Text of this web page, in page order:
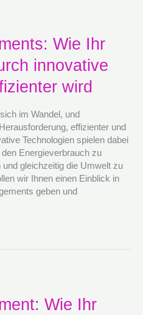
Wie Ihr
innovative
wird
im Wandel, und
effizienter und
Technologien spielen dabei
Energieverbrauch zu
gleichzeitig die Umwelt zu
wir Ihnen einen Einblick in
geben und
Wie Ihr